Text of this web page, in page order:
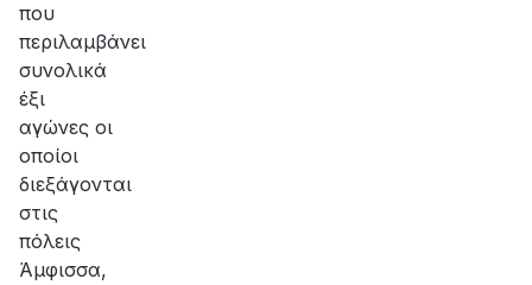
που
περιλαμβάνει
συνολικά
έξι
αγώνες οι
οποίοι
διεξάγονται
στις
πόλεις
Άμφισσα,